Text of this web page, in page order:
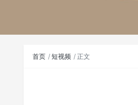
首页 短视频 正文